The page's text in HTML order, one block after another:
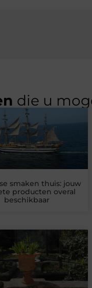
die u
smaken thuis: jouw
producten overal
beschikbaar